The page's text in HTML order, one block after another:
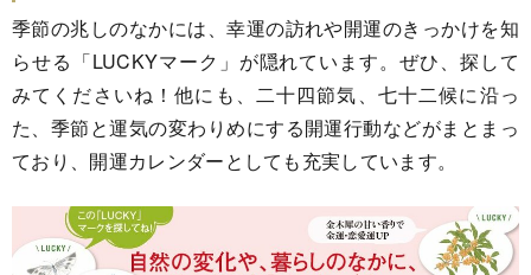
季節の兆しのなかには、幸運の訪れや開運のきっかけを知
らせる「LUCKYマーク」が隠れています。ぜひ、探して
みてくださいね！他にも、二十四節気、七十二候に沿っ
た、季節と運気の変わりめにする開運行動などがまとまっ
ており、開運カレンダーとしても充実しています。